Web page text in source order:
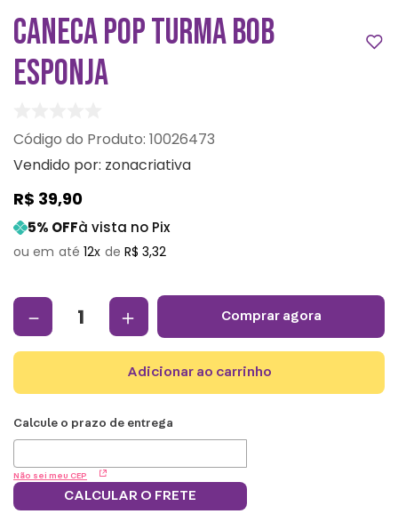
CANECA POP TURMA BOB
ESPONJA
: 10026473
Vendido por: zonacriativa
R$ 39,90
5% OFFà vista no Pix
12 R$ 3,32
＋
－ comprar agora
adicionar ao carrinho
Não sei meu CEP
CALCULAR O FRETE